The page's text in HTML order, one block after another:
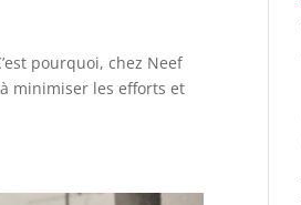
pourquoi, chez Neef
minimiser les efforts et